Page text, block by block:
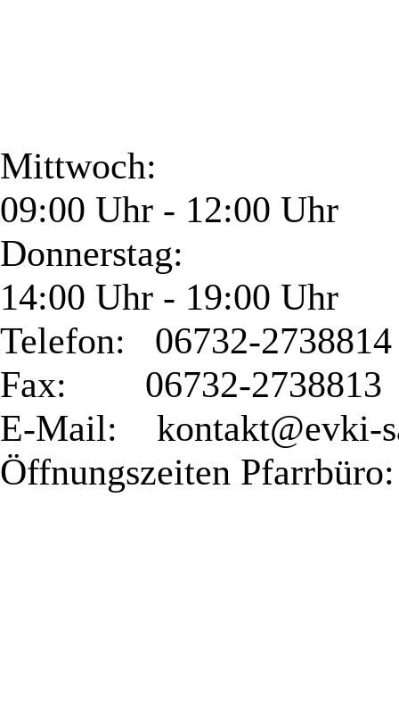
Mittwoch:
09:00 Uhr - 12:00 Uhr
Donnerstag:
14:00 Uhr - 19:00 Uhr
Telefon: 06732-2738814
Fax: 06732-2738813
E-Mail: kontakt@evki-
Öffnungszeiten Pfarrbüro: